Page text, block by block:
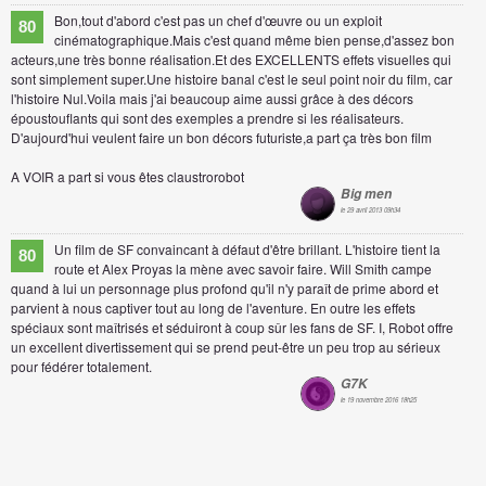
80
Bon,tout d'abord c'est pas un chef d'œuvre ou un exploit
cinématographique.Mais c'est quand même bien pense,d'assez bon
acteurs,une très bonne réalisation.Et des EXCELLENTS effets visuelles qui
sont simplement super.Une histoire banal c'est le seul point noir du film, car
l'histoire Nul.Voila mais j'ai beaucoup aime aussi grâce à des décors
époustouflants qui sont des exemples a prendre si les réalisateurs.
D'aujourd'hui veulent faire un bon décors futuriste,a part ça très bon film
A VOIR a part si vous êtes claustrorobot
Big men
le 29 avril 2013 09h34
80
Un film de SF convaincant à défaut d'être brillant. L'histoire tient la
route et Alex Proyas la mène avec savoir faire. Will Smith campe
quand à lui un personnage plus profond qu'il n'y paraît de prime abord et
parvient à nous captiver tout au long de l'aventure. En outre les effets
spéciaux sont maîtrisés et séduiront à coup sûr les fans de SF. I, Robot offre
un excellent divertissement qui se prend peut-être un peu trop au sérieux
pour fédérer totalement.
G7K
le 19 novembre 2016 18h25